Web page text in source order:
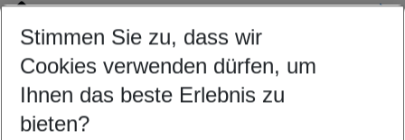
Location
Customize your offer
Find the perfect deal which suits your best
Your departure airport
Any airport
Stimmen Sie zu, dass wir
Cookies verwenden dürfen, um
Ihnen das beste Erlebnis zu
bieten?